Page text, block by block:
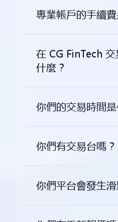
專業帳戶的手續
在 CG FinTech
什麼？
你們的交易時間是
你們有交易台嗎？
你們平台會發生滑